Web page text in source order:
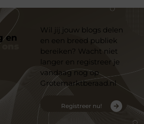
en
Wil jij jouw blogs delen
en een breed publiek
bereiken? Wacht niet
langer en registreer je
vandaag nog op
Grotemarktberaad.nl
Registreer nu!